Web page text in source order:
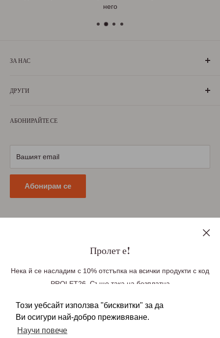
Този уебсайт използва "бисквитки" за да
Ви осигури най-добро преживяване.
Научи повече
Пролет е!
Нека й се насладим с 10% отстъпка на всички продукти с код
PROLET26. Също така на безплатна
над £100, Германия при поръчка над £85(99
Euro), Европа при поръчка над £140 (163 Euro).
Безплатната доставка се прилага
него
ЗА НАС
са живели извън границите на България. Екипът ни се
милеещи за нея.
ДРУГИ
Условия за ползване
АБОНИРАЙТЕ СЕ
Вашият email
Абонирам се